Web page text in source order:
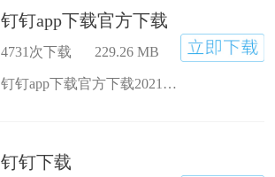
钉钉app下载官方下载
4731次下载
229.26 MB
钉钉app下载官方下载2021最新是中国领先的智能移动办公平台钉钉相当于直接“灭掉”了市面上一大堆企业协助通讯工具，钉钉app下载官方下载安卓版提升办公效率，让数千万企业一步完成数字化转型。数字化办公
钉钉下载